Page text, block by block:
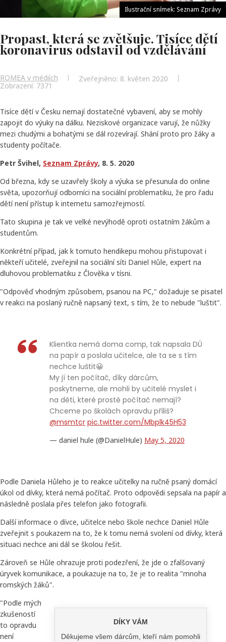
Ilustrační snímek: Seznam Zprávy
Propast, která se zvětšuje. Tisíce dětí
koronavirus odstavil od vzdělávání
ROMEA v médiích Zveřejněno: 8. květen 2020
Zobrazení: 7371
Tisíce dětí v Česku nemají dostatečné vybavení, aby se mohly
zapojit do výuky na dálku. Neziskové organizace varují, že nůžky
mezi chudými a bohatými se dál rozevírají. Shání proto pro žáky a
studenty počítače.
Petr Švihel, Seznam Zprávy, 8. 5. 2020
Od března, kdy se uzavřely školy a výuka se přesunula do online
světa, upozorňují odborníci na sociální problematiku, že pro řadu
dětí není přístup k internetu samozřejmostí.
Tato skupina je tak ve velké nevýhodě oproti ostatním žákům a
studentům.
Konkrétní případ, jak k tomuto hendikepu mohou přistupovat i
někteří učitelé, zveřejnil na sociální síti Daniel Hůle, expert na
dluhovou problematiku z Člověka v tísni.
"Odpověď vhodným způsobem, psanou na PC," dožaduje se pisatel
v reakci na poslaný ručně napsaný text, s tím, že to nebude "luštit".
Klientka nemá doma comp, tak napsala DÚ
na papír a poslala učitelce, ale ta se s tím
nechce luštit😀
My jí ten počítač, díky dárcům,
poskytneme, ale mohli by učitelé myslet i
na děti, které prostě počítač nemají?
Chceme po školách opravdu příliš?
@msmtcr pic.twitter.com/Mbplk45H53
— daniel hule (@DanielHule) May 5, 2020
Podle Daniela Hůleho je to reakce učitelky na ručně psaný domácí
úkol od dívky, která nemá počítač. Proto odpovědi sepsala na papír a
následně poslala přes telefon jako fotografii.
Další informace o dívce, učitelce nebo škole nechce Daniel Hůle
zveřejnit s poukazem na to, že k tomu nemá svolení od dívky, která
situaci nechce ani dál se školou řešit.
Zároveň se Hůle ohrazuje proti podezření, že jde o zfalšovaný
úryvek komunikace, a poukazuje na to, že je to realita "mnoha
romských žáků".
"Podle mých
zkušeností
to opravdu
není